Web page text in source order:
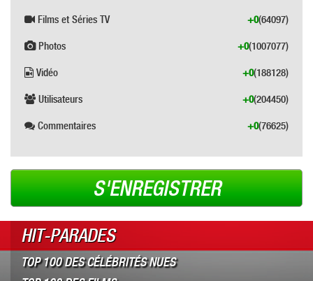
Films et Séries TV (64097)
+0
Photos (1007077)
+0
Vidéo (188128)
+0
Utilisateurs (204450)
+0
Commentaires (76625)
+0
S'ENREGISTRER
HIT-PARADES
TOP 100 DES CÉLÉBRITÉS NUES